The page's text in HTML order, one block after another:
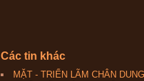
Các tin khác
MẶT - TRIỂN LÃM CHÂN